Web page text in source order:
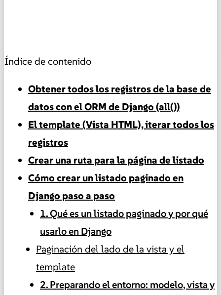
Índice de contenido
Obtener todos los registros de la base de
datos con el ORM de Django (all())
El template (Vista HTML), iterar todos los
registros
Crear una ruta para la página de listado
Cómo crear un listado paginado en
Django paso a paso
1. Qué es un listado paginado y por qué
usarlo en Django
Paginación del lado de la vista y el
template
2. Preparando el entorno: modelo, vista y